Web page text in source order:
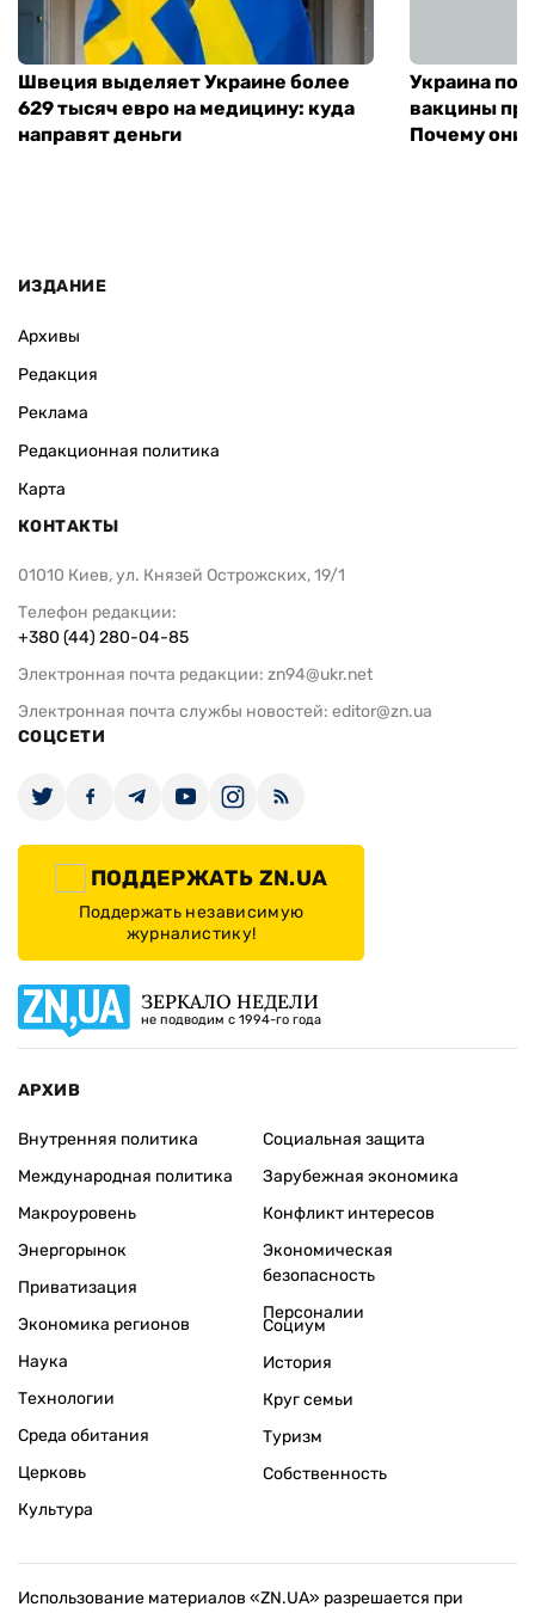
Швеция выделяет Украине более
629 тысяч евро на медицину: куда
направят деньги
Украина
вакцины
Почему они
ИЗДАНИЕ
Архивы
Редакция
Реклама
Редакционная политика
Карта
КОНТАКТЫ
01010 Киев, ул. Князей Острожских, 19/1
Телефон редакции:
+380 (44) 280-04-85
Электронная почта редакции: zn94@ukr.net
Электронная почта службы новостей: editor@zn.ua
СОЦСЕТИ
ПОДДЕРЖАТЬ ZN.UA
Поддержать независимую
журналистику!
ЗЕРКАЛО НЕДЕЛИ
не подводим с 1994-го года
АРХИВ
Внутренняя политика
Международная политика
Макроуровень
Энергорынок
Приватизация
Экономика регионов
Социальная защита
Зарубежная экономика
Конфликт интересов
Экономическая
безопасность
Персоналии
Наука
Технологии
Среда обитания
Церковь
Культура
Социум
История
Круг семьи
Туризм
Собственность
Использование материалов «ZN.UA» разрешается при